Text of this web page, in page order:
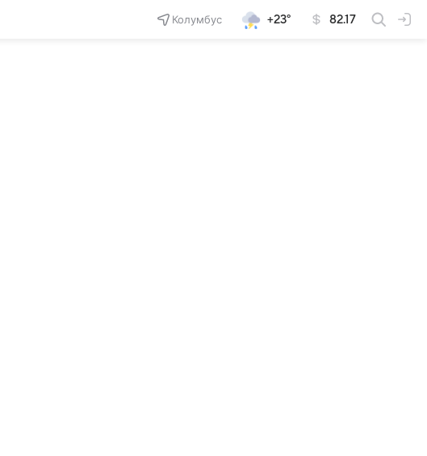
Колумбус +23° 82.17